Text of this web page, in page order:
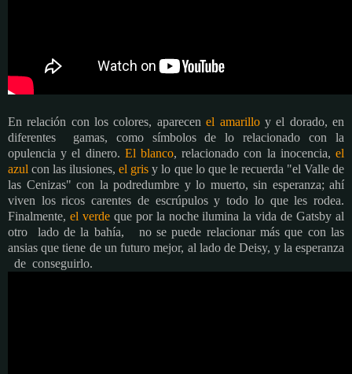
En relación con los colores, aparecenel amarilloy el dorado, en
diferentes gamas, como símbolos de lo relacionado con la
opulencia y el dinero. El blanco, relacionado con la inocencia,el
azulcon las ilusiones,el grisy lo que lo que le recuerda "el Valle de
las Cenizas" con la podredumbre y lo muerto, sin esperanza; ahí
viven los ricos carentes de escrúpulos y todo lo que les rodea.
Finalmente, el verdeque por la noche ilumina la vida de Gatsby al
otro lado de la bahía, no se puede relacionar más que con las
ansias que tiene de un futuro mejor, al lado de Deisy, y la esperanza
de conseguirlo.